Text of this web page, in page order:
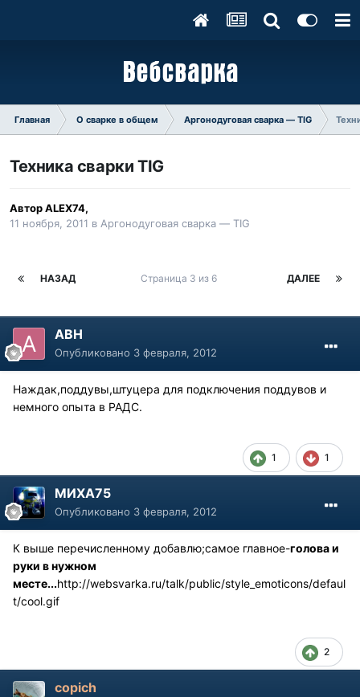
Главная О сварке в общем Аргонодуговая сварка — TIG
Техника сварки TIG
АвторALEX74,
11 ноября, 2011 в Аргонодуговая сварка — TIG
НАЗАД ДАЛЕЕ
Страница 3 из 6
АВН
Опубликовано 3 февраля, 2012
Наждак,поддувы,штуцера для подключения поддувов и
немного опыта в РАДС.
1 1
МИХА75
Опубликовано 3 февраля, 2012
К выше перечисленному добавлю;самое главное-голова и
руки в нужном
месте...http://websvarka.ru/talk/public/style_emoticons/defaul
t/cool.gif
2
copich